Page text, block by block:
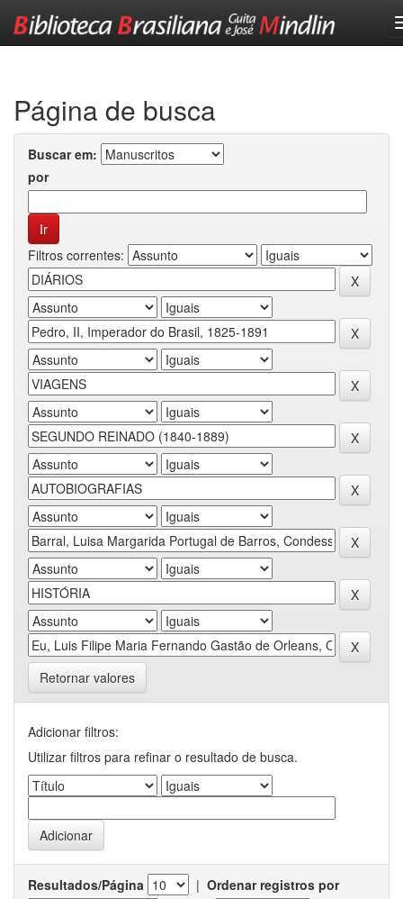
Página de busca
Buscar em:
por
Filtros correntes:
Retornar valores
Adicionar filtros:
Utilizar filtros para refinar o resultado de busca.
Resultados/Página | Ordenar registros por